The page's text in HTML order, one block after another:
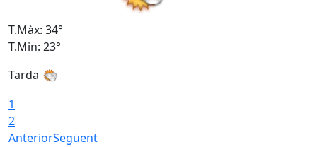
T.Màx: 34°
T.Min: 23°
Tarda
1
2
AnteriorSegüent